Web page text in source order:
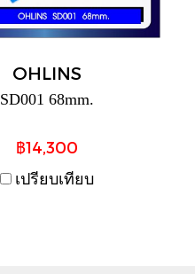
OHLINS
SD001 68mm.
฿14,300
เปรียบเทียบ